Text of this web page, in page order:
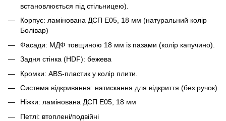
встановлюється під стільницею).
Корпус: ламінована ДСП E05, 18 мм (натуральний колір
Болівар)
Фасади: МДФ товщиною 18 мм із пазами (колір капучино).
Задня стінка (HDF): бежева
Кромки: ABS-пластик у колір плити.
Система відкривання: натискання для відкриття (без ручок)
Ніжки: ламінована ДСП E05, 18 мм
Петлі: втоплені/подвійні